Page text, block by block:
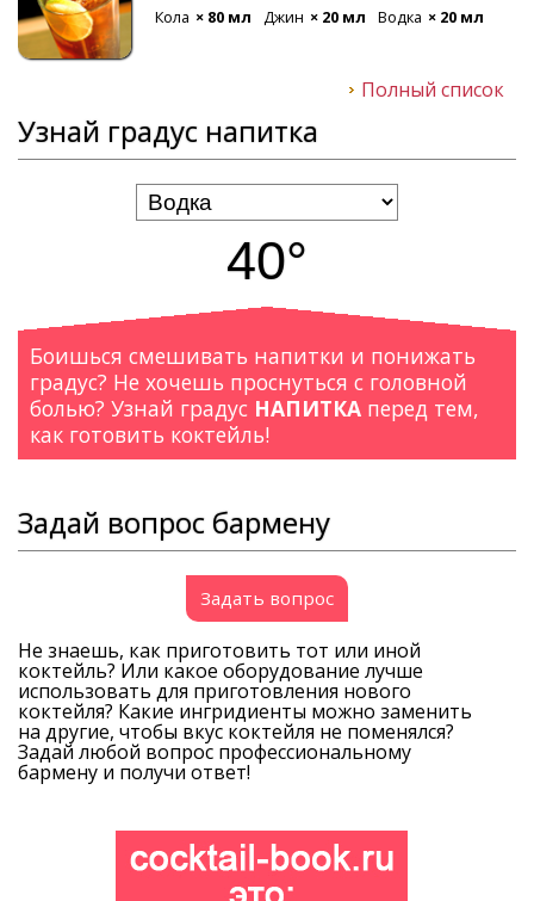
Кола × 80 мл Джин × 20 мл Водка × 20 мл
Полный список
Узнай градус напитка
40°
Боишься смешивать напитки и понижать
градус? Не хочешь проснуться с головной
болью? Узнай градус НАПИТКА перед тем,
как готовить коктейль!
Задай вопрос бармену
Задать вопрос
Не знаешь, как приготовить тот или иной
коктейль? Или какое оборудование лучше
использовать для приготовления нового
коктейля? Какие ингридиенты можно заменить
на другие, чтобы вкус коктейля не поменялся?
Задай любой вопрос профессиональному
бармену и получи ответ!